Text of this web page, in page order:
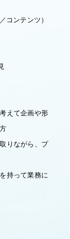
コンテンツ）
えて企画や形
りながら、プ
持って業務に